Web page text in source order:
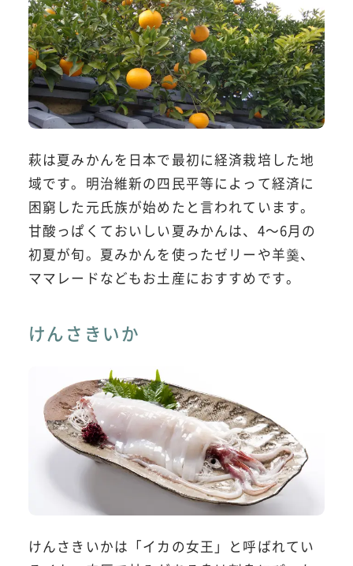
萩は夏みかんを日本で最初に経済栽培した地
域です。明治維新の四民平等によって経済に
困窮した元氏族が始めたと言われています。
甘酸っぱくておいしい夏みかんは、4～6月の
初夏が旬。夏みかんを使ったゼリーや羊羹、
ママレードなどもお土産におすすめです。
けんさきいか
けんさきいかは「イカの女王」と呼ばれてい